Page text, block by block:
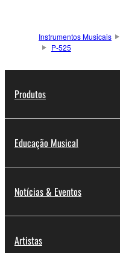
Instrumentos Musicais
P-525
Produtos
Educação Musical
Notícias & Eventos
Artistas